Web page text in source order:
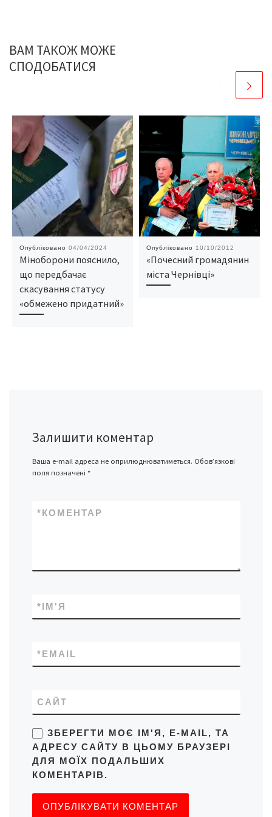
ВАМ ТАКОЖ МОЖЕ
СПОДОБАТИСЯ
Опубліковано 04/04/2024
Міноборони пояснило,
що передбачає
скасування статусу
«‎обмежено придатний»
Опубліковано 10/10/2012
«Почесний громадянин
міста Чернівці»
Залишити коментар
Ваша e-mail адреса не оприлюднюватиметься. Обов’язкові
поля позначені *
КОМЕНТАР
*
ІМ'Я
*
EMAIL
*
САЙТ
ЗБЕРЕГТИ МОЄ ІМ'Я, E-MAIL, ТА
АДРЕСУ САЙТУ В ЦЬОМУ БРАУЗЕРІ
ДЛЯ МОЇХ ПОДАЛЬШИХ
КОМЕНТАРІВ.